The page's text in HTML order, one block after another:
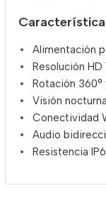
Alimentación
Resolución HD
Rotación 360°
Visión
Conectividad
Audio
Resistencia